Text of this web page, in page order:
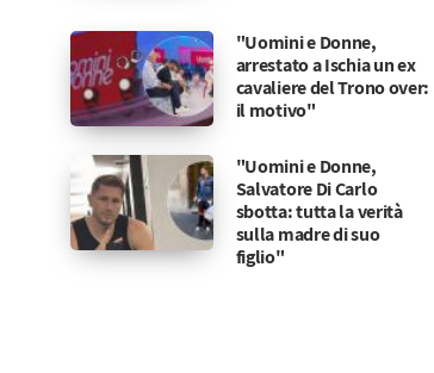
"Uomini e Donne,
arrestato a Ischia un ex
cavaliere del Trono over:
il motivo"
"Uomini e Donne,
Salvatore Di Carlo
sbotta: tutta la verità
sulla madre di suo
figlio"